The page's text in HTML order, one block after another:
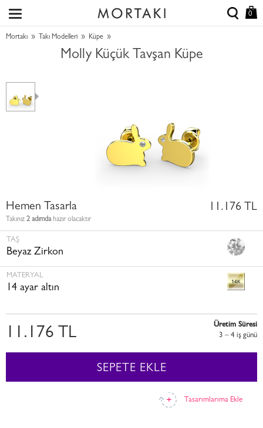
0
Mortakı » Takı Modelleri » Küpe »
Molly Küçük Tavşan Küpe
Hemen Tasarla
Takınız 2 adımdahazır olacaktır
11.176 TL
TAŞ
Beyaz Zirkon
MATERYAL
14 ayar altın
Tasarımlarıma Ekle
11.176 TL
Üretim Süresi
3 – 4 i̇ş günü
SEPETE EKLE